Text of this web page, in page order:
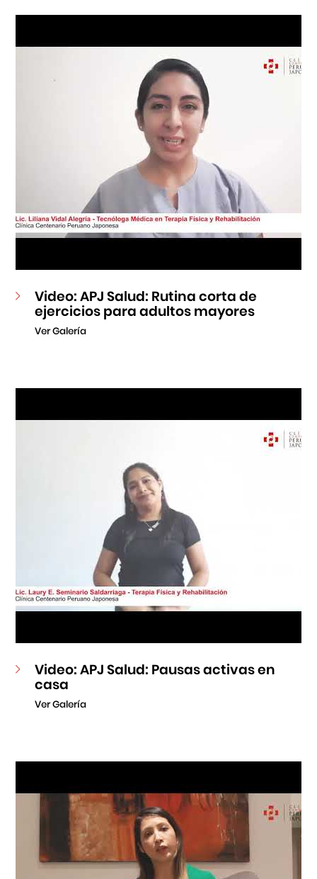
Museo de la Inmigración Japonesa
Teatro Peruano Japonés
Video: APJ Salud: Rutina corta de
ejercicios para adultos mayores
Ver Galería
Video: APJ Salud: Pausas activas en
casa
Ver Galería